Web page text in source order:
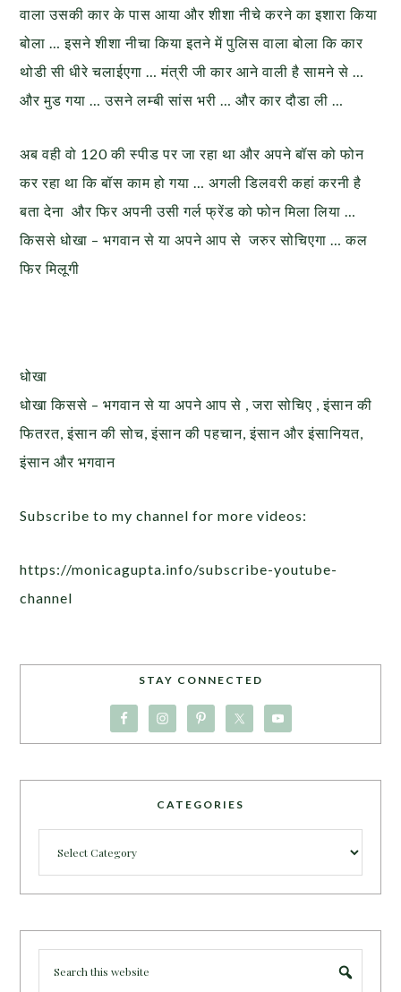
वाला उसकी कार के पास आया और शीशा नीचे करने का इशारा किया
बोला … इसने शीशा नीचा किया इतने में पुलिस वाला बोला कि कार
थोडी सी धीरे चलाईएगा … मंत्री जी कार आने वाली है सामने से …
और मुड गया … उसने लम्बी सांस भरी … और कार दौडा ली …
अब वही वो 120 की स्पीड पर जा रहा था और अपने बॉस को फोन
कर रहा था कि बॉस काम हो गया … अगली डिलवरी कहां करनी है
बता देना और फिर अपनी उसी गर्ल फ्रेंड को फोन मिला लिया …
किससे धोखा – भगवान से या अपने आप से जरुर सोचिएगा … कल
फिर मिलूगी
धोखा
धोखा किससे – भगवान से या अपने आप से , जरा सोचिए , इंसान की
फितरत, इंसान की सोच, इंसान की पहचान, इंसान और इंसानियत,
इंसान और भगवान
Subscribe to my channel for more videos:
https://monicagupta.info/subscribe-youtube-
channel
STAY CONNECTED
CATEGORIES